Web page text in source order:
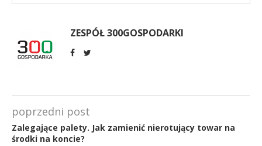
ZESPÓŁ 300GOSPODARKI
poprzedni post
Zalegające palety. Jak zamienić nierotujący towar na
środki na koncie?